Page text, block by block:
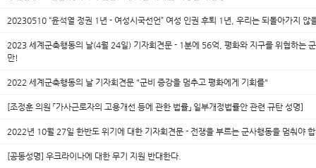
20230510 “윤석열 정권 1년 - 여성시국선언” 여성 인권 후퇴 1년, 우리는 되돌아가지 않
2023 세계군축행동의 날(4월 24일) 기자회견문 - 1분에 56억, 평화와 지구를 위협하는
만!
2022 세계군축행동의 날 기자회견문 "군비 증강을 멈추고 평화에게 기회를"
[조정훈 의원 「가사근로자의 고용개선 등에 관한 법률」 일부개정법률안 관련 규탄 성명]
2022년 10월 27일 한반도 위기에 대한 기자회견문 - 전쟁을 부르는 군사행동을 멈춰야
[공동성명] 우크라이나에 대한 무기 지원 반대한다.